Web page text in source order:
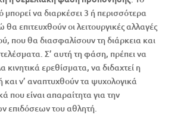
μπορεί να διαρκέσει 3 ή περισσότερα
θα επιτευχθούν οι λειτουργικές αλλαγές
που θα διασφαλίσουν τη διάρκεια και
Σ’ αυτή τη φάση, πρέπει να
κινητικά ερεθίσματα, να διδαχτεί η
και ν’ αναπτυχθούν τα ψυχολογικά
που είναι απαραίτητα για την
επιδόσεων του αθλητή.